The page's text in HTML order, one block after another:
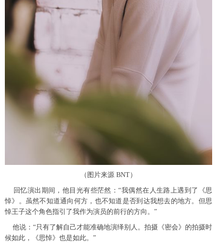
（图片来源 BNT）
回忆演出期间，他目光有些茫然：“我偶然在人生路上遇到了《思
悼》。虽然不知道通向何方，也不知道是否到达我想去的地方。但思
悼王子这个角色指引了我作为演员的前行的方向。”
他说：“只有了解自己才能准确地演绎别人。拍摄《密会》的拍摄时
候如此，《思悼》也是如此。”